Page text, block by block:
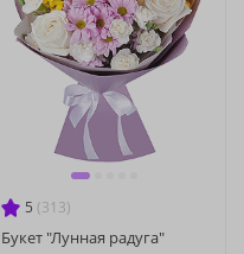
5 (313)
Букет "Лунная радуга"